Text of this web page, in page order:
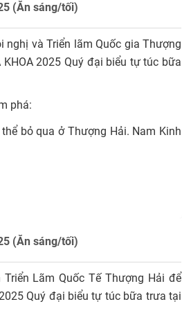
(Ăn sáng/tối)
nghị và Triển lãm Quốc gia Thượng
KHOA 2025 Quý đại biểu tự túc bữa
phá:
bỏ qua ở Thượng Hải. Nam Kinh
(Ăn sáng/tối)
Lãm Quốc Tế Thượng Hải để
2025 Quý đại biểu tự túc bữa trưa tại